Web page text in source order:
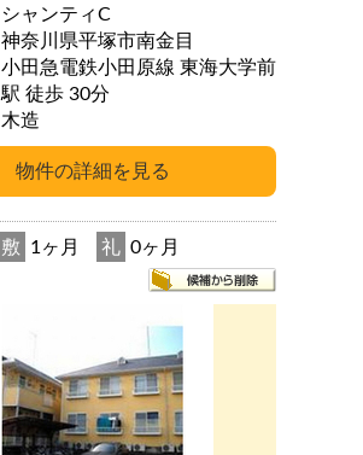
シャンティC
神奈川県平塚市南金目
小田急電鉄小田原線 東海大学前
駅 徒歩 30分
木造
敷 1ヶ月 礼 0ヶ月